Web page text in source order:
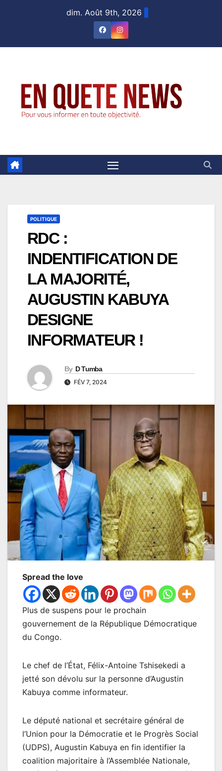
dim. Août 9th, 2026
POLITIQUE
RDC :
INDENTIFICATION DE
LA MAJORITÉ,
AUGUSTIN KABUYA
DESIGNE
INFORMATEUR !
By D Tumba
FÉV 7, 2024
Spread the love
Plus de suspens pour le prochain
gouvernement de la République Démocratique
du Congo.
Le chef de l’État, Félix-Antoine Tshisekedi a
jetté son dévolu sur la personne d’Augustin
Kabuya comme informateur.
Le député national et secrétaire général de
l’Union pour la Démocratie et le Progrès Social
(UDPS), Augustin Kabuya en fin identifier la
coalition majoritaire à l’Assemblée Nationale,